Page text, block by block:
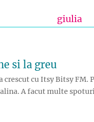
giulia
si la greu
cu Itsy Bitsy FM.
A facut multe